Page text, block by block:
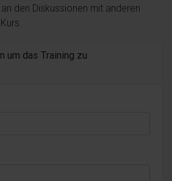
den Diskussionen mit anderen
um das Training zu